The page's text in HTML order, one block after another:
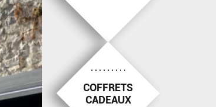
COFFRETS
CADEAUX